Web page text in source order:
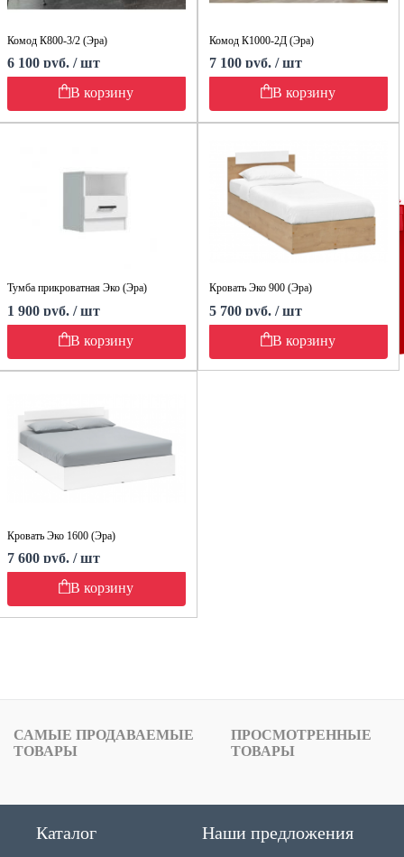
Комод К800-3/2 (Эра)
6 100 руб. / шт
В корзину
Комод К1000-2Д (Эра)
7 100 руб. / шт
В корзину
Тумба прикроватная Эко (Эра)
1 900 руб. / шт
В корзину
Кровать Эко 900 (Эра)
5 700 руб. / шт
В корзину
Кровать Эко 1600 (Эра)
7 600 руб. / шт
В корзину
САМЫЕ ПРОДАВАЕМЫЕ
ТОВАРЫ
ПРОСМОТРЕННЫЕ
ТОВАРЫ
Каталог Наши предложения